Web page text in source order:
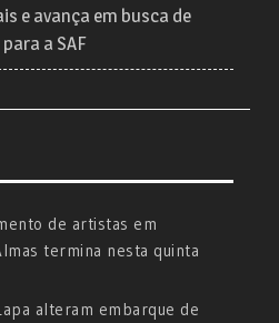
e avança em busca de
a SAF
de artistas em
termina nesta quinta
alteram embarque de